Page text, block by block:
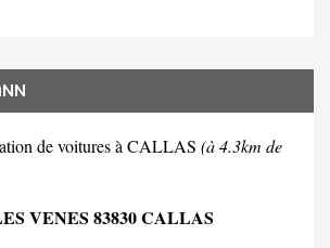
de voitures à CALLAS (à 4.3km de
VENES 83830 CALLAS